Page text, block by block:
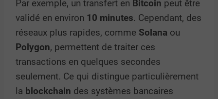
Par exemple, un transfert en Bitcoin peut être
validé en environ 10 minutes. Cependant, des
réseaux plus rapides, comme Solana ou
Polygon, permettent de traiter ces
transactions en quelques secondes
seulement. Ce qui distingue particulièrement
la blockchain des systèmes bancaires